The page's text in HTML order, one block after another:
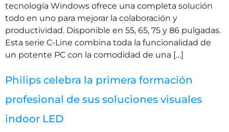
tecnología Windows ofrece una completa solución
todo en uno para mejorar la colaboración y
productividad. Disponible en 55, 65, 75 y 86 pulgadas.
Esta serie C-Line combina toda la funcionalidad de
un potente PC con la comodidad de una […]
Philips celebra la primera formación
profesional de sus soluciones visuales
indoor LED